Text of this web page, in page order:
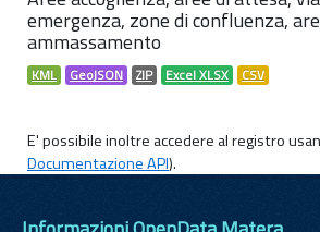
emergenza, zone di confluenza,
ammassamento
KML GeoJSON ZIP Excel XLSX CSV
E' possibile inoltre accedere al registro
Documentazione API).